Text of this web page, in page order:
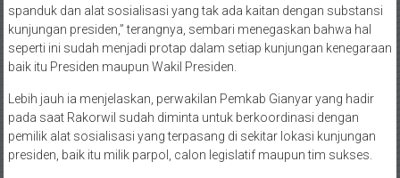
spanduk dan alat sosialisasi yang tak ada kaitan dengan substansi
kunjungan presiden,” terangnya, sembari menegaskan bahwa hal
seperti ini sudah menjadi protap dalam setiap kunjungan kenegaraan
baik itu Presiden maupun Wakil Presiden.
Lebih jauh ia menjelaskan, perwakilan Pemkab Gianyar yang hadir
pada saat Rakorwil sudah diminta untuk berkoordinasi dengan
pemilik alat sosialisasi yang terpasang di sekitar lokasi kunjungan
presiden, baik itu milik parpol, calon legislatif maupun tim sukses.